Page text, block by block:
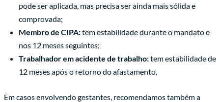
pode ser aplicada, mas precisa ser ainda mais sólida e
comprovada;
Membro de CIPA:tem estabilidade durante o mandato e
nos 12 meses seguintes;
Trabalhador em acidente de trabalho:tem estabilidade de
12 meses após o retorno do afastamento.
Em casos envolvendo gestantes, recomendamos também a